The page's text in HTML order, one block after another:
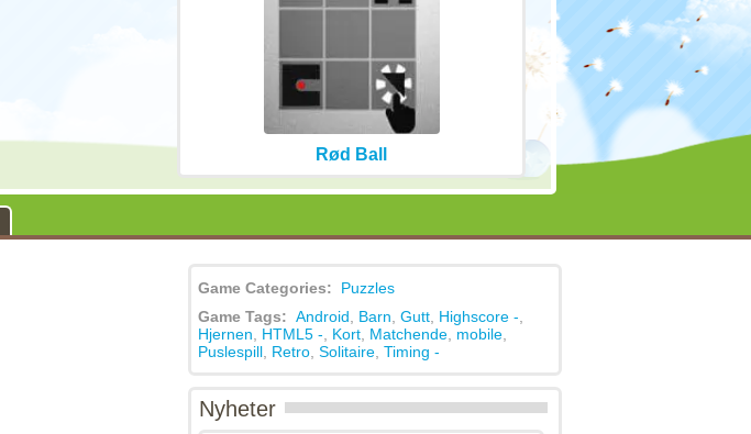
Rød Ball
Game Categories: Puzzles
Game Tags: Android Barn Gutt Highscore -
Hjernen
HTML5 - Kort Matchende mobile
Puslespill Retro Solitaire Timing -
Nyheter